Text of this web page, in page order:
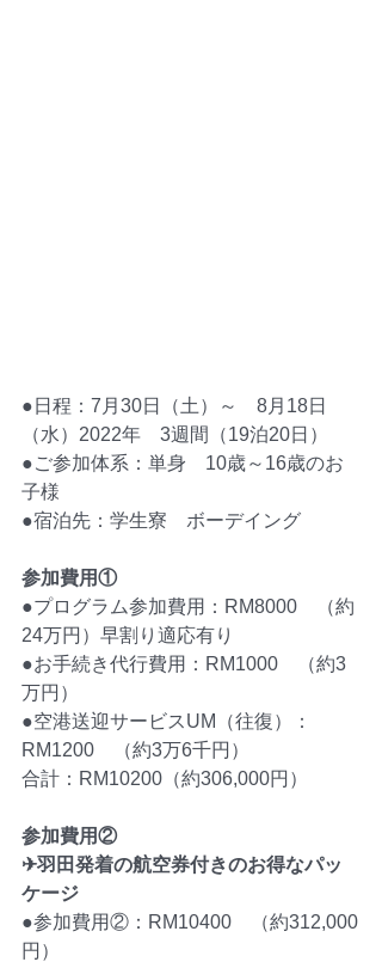
●日程：7月30日（土）～　8月18日
（水）2022年　3週間（19泊20日）
●ご参加体系：単身　10歳～16歳のお
子様
●宿泊先：学生寮　ボーデイング
参加費用①
●プログラム参加費用：RM8000　（約
24万円）早割り適応有り
●お手続き代行費用：RM1000　（約3
万円）
●空港送迎サービスUM（往復）：
RM1200　（約3万6千円）
合計：RM10200（約306,000円）
参加費用②
✈羽田発着の航空券付きのお得なパッ
ケージ
●参加費用②：RM10400　（約312,000
円）